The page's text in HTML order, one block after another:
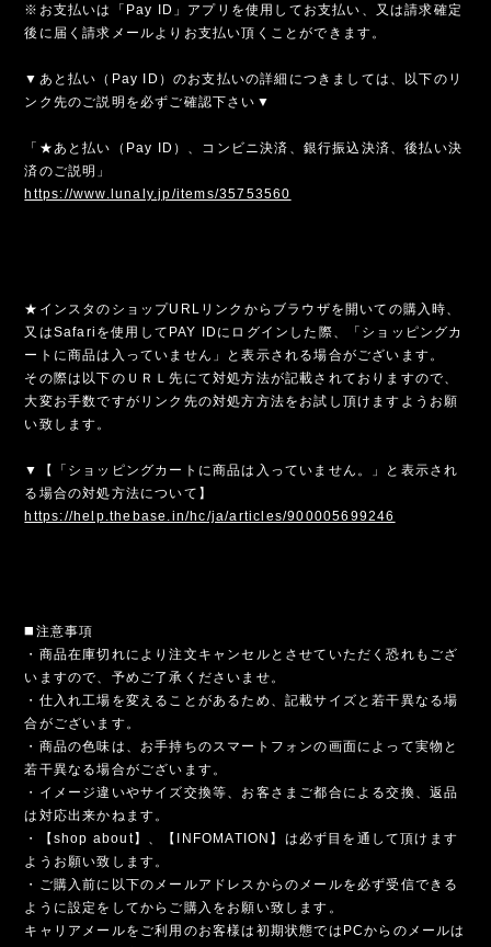
※お支払いは「Pay ID」アプリを使用してお支払い、又は請求確定
後に届く請求メールよりお支払い頂くことができます。
▼あと払い（Pay ID）のお支払いの詳細につきましては、以下のリ
ンク先のご説明を必ずご確認下さい▼
「★あと払い（Pay ID）、コンビニ決済、銀行振込決済、後払い決
済のご説明」
https://www.lunaly.jp/items/35753560
★インスタのショップURLリンクからブラウザを開いての購入時、
又はSafariを使用してPAY IDにログインした際、「ショッピングカ
ートに商品は入っていません」と表示される場合がございます。
その際は以下のＵＲＬ先にて対処方法が記載されておりますので、
大変お手数ですがリンク先の対処方方法をお試し頂けますようお願
い致します。
▼【「ショッピングカートに商品は入っていません。」と表示され
る場合の対処方法について】
https://help.thebase.in/hc/ja/articles/900005699246
◼️注意事項
・商品在庫切れにより注文キャンセルとさせていただく恐れもござ
いますので、予めご了承くださいませ。
・仕入れ工場を変えることがあるため、記載サイズと若干異なる場
合がございます。
・商品の色味は、お手持ちのスマートフォンの画面によって実物と
若干異なる場合がございます。
・イメージ違いやサイズ交換等、お客さまご都合による交換、返品
は対応出来かねます。
・【shop about】、【INFOMATION】は必ず目を通して頂けます
ようお願い致します。
・ご購入前に以下のメールアドレスからのメールを必ず受信できる
ように設定をしてからご購入をお願い致します。
キャリアメールをご利用のお客様は初期状態ではPCからのメールは